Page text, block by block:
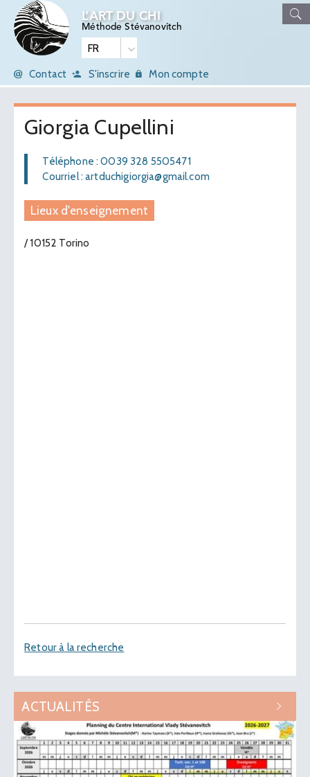
L’ART DU CHI
Méthode Stévanovitch
Contact S'inscrire Mon compte
Giorgia Cupellini
Téléphone : 0039 328 5505471
Courriel : artduchigiorgia@gmail.com
Lieux d'enseignement
/ 10152 Torino
Retour à la recherche
ACTUALITÉS